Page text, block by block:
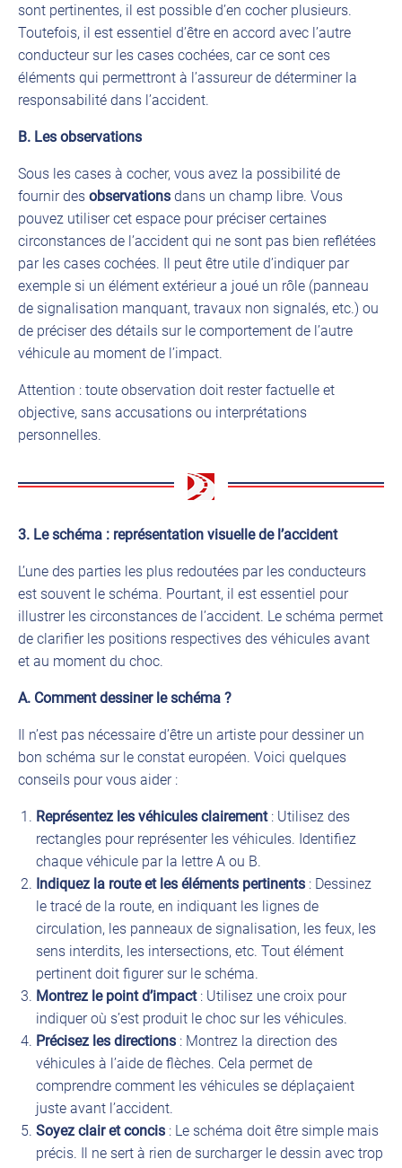
sont pertinentes, il est possible d’en cocher plusieurs.
Toutefois, il est essentiel d’être en accord avec l’autre
conducteur sur les cases cochées, car ce sont ces
éléments qui permettront à l’assureur de déterminer la
responsabilité dans l’accident.
B. Les observations
Sous les cases à cocher, vous avez la possibilité de
fournir des observations dans un champ libre. Vous
pouvez utiliser cet espace pour préciser certaines
circonstances de l’accident qui ne sont pas bien reflétées
par les cases cochées. Il peut être utile d’indiquer par
exemple si un élément extérieur a joué un rôle (panneau
de signalisation manquant, travaux non signalés, etc.) ou
de préciser des détails sur le comportement de l’autre
véhicule au moment de l’impact.
Attention : toute observation doit rester factuelle et
objective, sans accusations ou interprétations
personnelles.
3. Le schéma : représentation visuelle de l’accident
L’une des parties les plus redoutées par les conducteurs
est souvent le schéma. Pourtant, il est essentiel pour
illustrer les circonstances de l’accident. Le schéma permet
de clarifier les positions respectives des véhicules avant
et au moment du choc.
A. Comment dessiner le schéma ?
Il n’est pas nécessaire d’être un artiste pour dessiner un
bon schéma sur le constat européen. Voici quelques
conseils pour vous aider :
Représentez les véhicules clairement: Utilisez des
rectangles pour représenter les véhicules. Identifiez
chaque véhicule par la lettre A ou B.
Indiquez la route et les éléments pertinents : Dessinez
le tracé de la route, en indiquant les lignes de
circulation, les panneaux de signalisation, les feux, les
sens interdits, les intersections, etc. Tout élément
pertinent doit figurer sur le schéma.
Montrez le point d’impact: Utilisez une croix pour
indiquer où s’est produit le choc sur les véhicules.
Précisez les directions : Montrez la direction des
véhicules à l’aide de flèches. Cela permet de
comprendre comment les véhicules se déplaçaient
juste avant l’accident.
Soyez clair et concis : Le schéma doit être simple mais
précis. Il ne sert à rien de surcharger le dessin avec trop